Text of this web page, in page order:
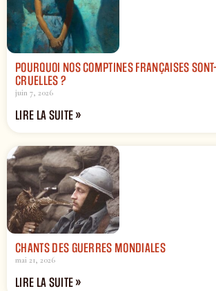
POURQUOI NOS COMPTINES FRANÇAISES
CRUELLES ?
juin 7, 2026
LIRE LA SUITE »
CHANTS DES GUERRES MONDIALES
mai 21, 2026
LIRE LA SUITE »